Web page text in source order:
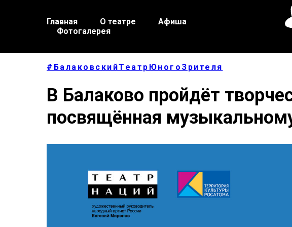
Главная О театре
Афиша
Фотогалерея
#БалаковскийТеатрЮногоЗрителя
В Балаково пройдёт
посвящённая